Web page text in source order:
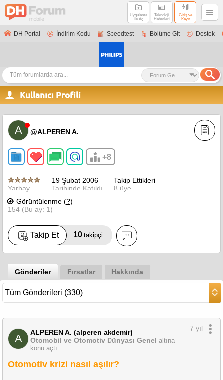
Uygulama
ile Aç
Teknoloji
Haberleri
Giriş ve
Kayıt
DH Portal İndirim Kodu Speedtest Bölüme Git Destek
Kullanıcı Profili
A @ALPEREN A.
+8
Yarbay
19 Şubat 2006
Tarihinde Katıldı
Takip Ettikleri
8 üye
Görüntülenme (?)
154 (Bu ay: 1)
Takip Et 10 takipçi
Gönderiler Fırsatlar Hakkında
A
ALPEREN A. (alperen akdemir)
Otomobil ve Otomotiv Dünyası Genel altına
konu açtı.
7 yıl
Otomotiv krizi nasıl aşılır?